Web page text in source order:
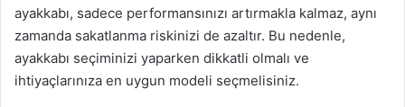
ayakkabı, sadece performansınızı artırmakla kalmaz, aynı
zamanda sakatlanma riskinizi de azaltır. Bu nedenle,
ayakkabı seçiminizi yaparken dikkatli olmalı ve
ihtiyaçlarınıza en uygun modeli seçmelisiniz.